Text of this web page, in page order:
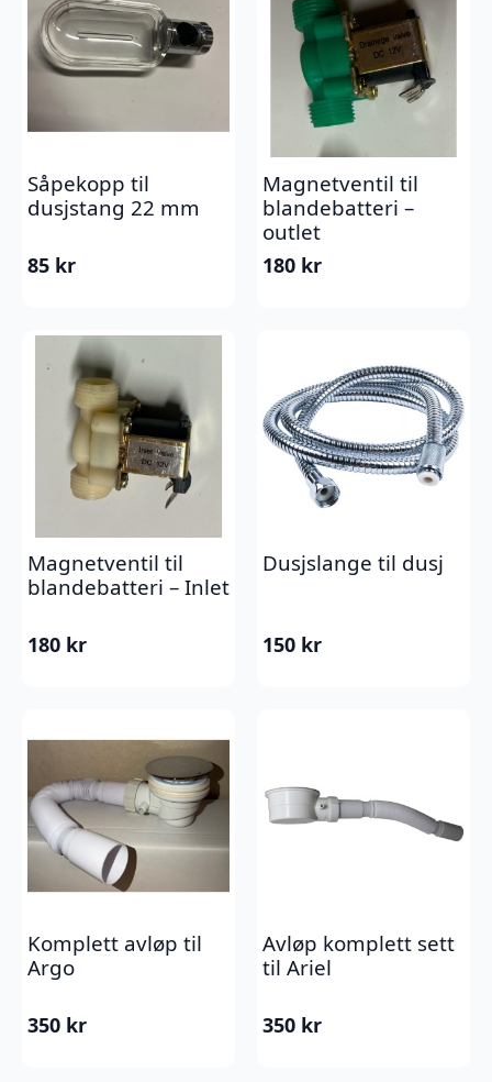
Såpekopp til
dusjstang 22 mm
85 kr
Magnetventil til
blandebatteri –
outlet
180 kr
Magnetventil til
blandebatteri – Inlet
180 kr
Dusjslange til dusj
150 kr
Komplett avløp til
Argo
350 kr
Avløp komplett sett
til Ariel
350 kr